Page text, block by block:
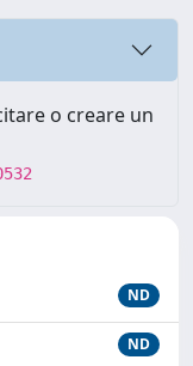
o creare un
ND
ND